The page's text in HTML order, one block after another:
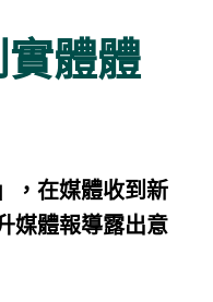
體體
，在媒體收到新
媒體報導露出意